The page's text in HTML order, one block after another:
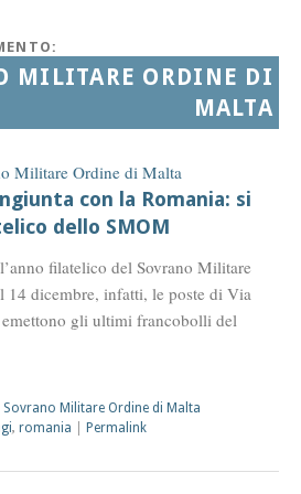
MILITARE ORDINE DI
MALTA
Militare Ordine di Malta
con la Romania: si
dello SMOM
filatelico del Sovrano Militare
dicembre, infatti, le poste di Via
gli ultimi francobolli del
Sovrano Militare Ordine di Malta
, romania Permalink